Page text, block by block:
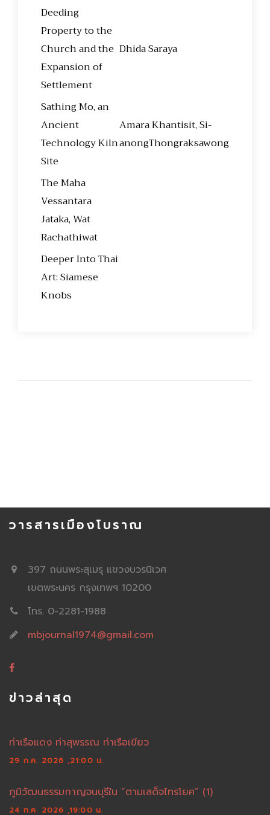
Deeding
Property to the
Church and the
Expansion of
Settlement
Dhida Saraya
Sathing Mo, an
Ancient
Technology Kiln
Site
Amara Khantisit, Si-
anongThongraksawong
The Maha
Vessantara
Jataka, Wat
Rachathiwat
Deeper Into Thai
Art: Siamese
Knobs
วารสารเมืองโบราณ
397 ถนนพระสุเมรุ แขวงบวรนิเวศ
เขตพระนคร กรุงเทพฯ 10200
โทร. 0-2281-1988
mbjournal1974@gmail.com
ข่าวล่าสุด
ท่าเรือแดง ท่าสุพรรณ ท่าเรือเขียว
29 ก.ค. 2026 ,21:00 น.
ภูมิวัฒนธรรมกาญจนบุรีใน “ตามเสด็จไทรโยค” (1)
24 ก.ค. 2026 ,19:00 น.